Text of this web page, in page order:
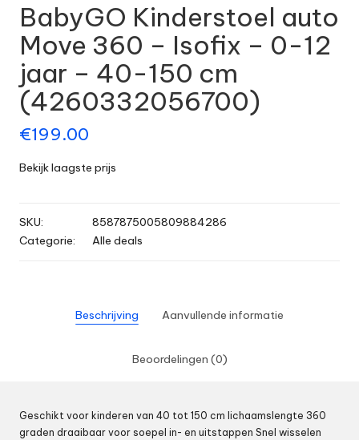
BabyGO Kinderstoel auto
Move 360 – Isofix – 0-12
jaar – 40-150 cm
(4260332056700)
€199.00
Bekijk laagste prijs
SKU:
8587875005809884286
Categorie:
Alle deals
Beschrijving Aanvullende informatie
Beoordelingen (0)
Geschikt voor kinderen van 40 tot 150 cm lichaamslengte 360
graden draaibaar voor soepel in- en uitstappen Snel wisselen